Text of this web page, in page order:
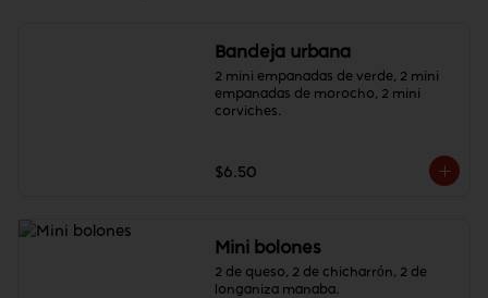
Bandeja urbana
2 mini empanadas de verde, 2 mini
empanadas de morocho, 2 mini
corviches.
$6.50
Mini bolones
2 de queso, 2 de chicharrón, 2 de
longaniza manaba.